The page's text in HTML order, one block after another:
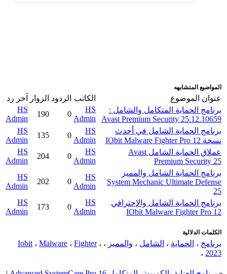
المواضيع المتشابهه
عنوان الموضوع الكاتب الردود الزوار
آخر رد
برنامج الحماية المتكامل والشامل :
Avast Premium Security 25.12.10659
HS
Admin
0
190
HS
Admin
برنامج الحماية الشامل في أحدث
نسخة IObit Malware Fighter Pro 12
HS
Admin
0
135
HS
Admin
عملاق الحماية الشامل Avast
Premium Security 25
HS
Admin
0
204
HS
Admin
برنامج الحماية الشامل والمميز
System Mechanic Ultimate Defense
25
HS
Admin
0
202
HS
Admin
برنامج الحماية الشامل والإحترافي
IObit Malware Fighter Pro 12
HS
Admin
0
173
HS
Admin
الكلمات الدلالية
برنامج ، الحماية ، الشامل ، والمميز ، Iobit ، Malware ، Fighter،
2023 ،